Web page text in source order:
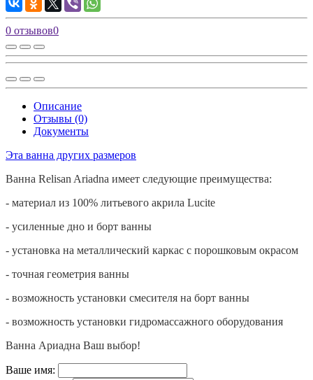
0 отзывов0
Описание
Отзывы (0)
Документы
Эта ванна других размеров
Ванна Relisan Ariadna имеет следующие преимущества:
- материал из 100% литьевого акрила Lucite
- усиленные дно и борт ванны
- установка на металлический каркас с порошковым окрасом
- точная геометрия ванны
- возможность установки смесителя на борт ванны
- возможность установки гидромассажного оборудования
Ванна Ариадна Ваш выбор!
Ваше имя: